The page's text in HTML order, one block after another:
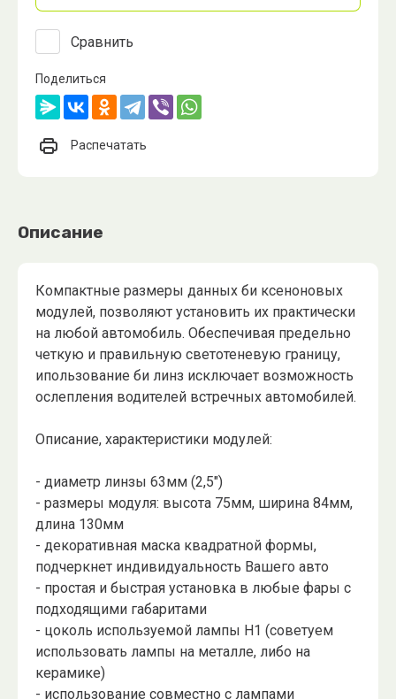
Сравнить
Поделиться
Распечатать
Описание
Компактные размеры данных би ксеноновых
модулей, позволяют установить их практически
на любой автомобиль. Обеспечивая предельно
четкую и правильную светотеневую границу,
ипользование би линз исключает возможность
ослепления водителей встречных автомобилей.
Описание, характеристики модулей:
- диаметр линзы 63мм (2,5")
- размеры модуля: высота 75мм, ширина 84мм,
длина 130мм
- декоративная маска квадратной формы,
подчеркнет индивидуальность Вашего авто
- простая и быстрая установка в любые фары с
подходящими габаритами
- цоколь используемой лампы Н1 (советуем
использовать лампы на металле, либо на
керамике)
- использование совместно с лампами